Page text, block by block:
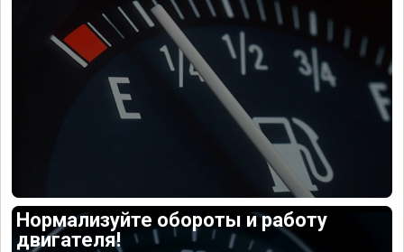
Нормализуйте обороты и работу
двигателя!